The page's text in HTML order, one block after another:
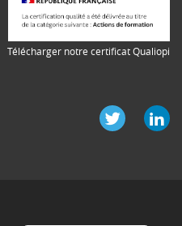
Télécharger notre certificat Qualiopi